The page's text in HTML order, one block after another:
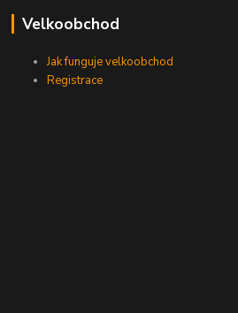
Velkoobchod
Jak funguje velkoobchod
Registrace